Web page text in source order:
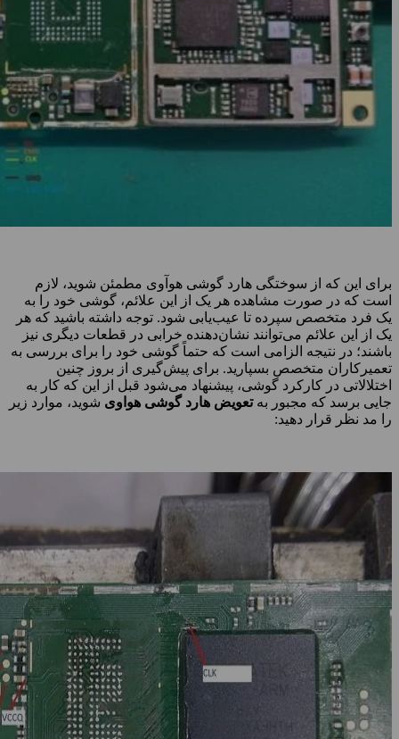
برای این که از سوختگی هارد گوشی هوآوی مطمئن شوید، لازم
است که در صورت مشاهده هر یک از این علائم، گوشی خود را به
یک فرد متخصص سپرده تا عیب‌یابی شود. توجه داشته باشید که هر
یک از این علائم می‌توانند نشان‌دهنده خرابی در قطعات دیگری نیز
باشند؛ در نتیجه الزامی است که حتماً گوشی خود را برای بررسی به
تعمیرکاران متخصص بسپارید. برای پیش‌گیری از بروز چنین
اختلالاتی در کارکرد گوشی، پیشنهاد می‌شود قبل از این که کار به
جایی برسد که مجبور بهتعویض هارد گوشی هواوی شوید، موارد زیر
را مد نظر قرار دهید: